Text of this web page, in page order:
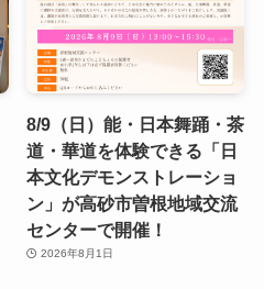
8/9（日）能・日本舞踊・茶
道・華道を体験できる「日
本文化デモンストレーショ
ン」が高砂市曽根地域交流
センターで開催！
2026年8月1日